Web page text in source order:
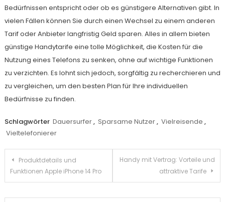
Bedürfnissen entspricht oder ob es günstigere Alternativen gibt. In
vielen Fällen können Sie durch einen Wechsel zu einem anderen
Tarif oder Anbieter langfristig Geld sparen. Alles in allem bieten
günstige Handytarife eine tolle Möglichkeit, die Kosten für die
Nutzung eines Telefons zu senken, ohne auf wichtige Funktionen
zu verzichten. Es lohnt sich jedoch, sorgfältig zu recherchieren und
zu vergleichen, um den besten Plan für Ihre individuellen
Bedürfnisse zu finden.
Schlagwörter Dauersurfer, Sparsame Nutzer, Vielreisende ,
Vieltelefonierer
Beitragsnavigation
Produktdetails und
Funktionen Apple iPhone 14 Pro
Handy mit Vertrag: Vorteile und
attraktive Tarife